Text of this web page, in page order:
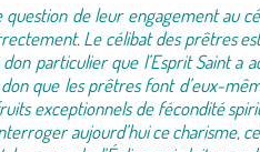
de leur engagement au
Le célibat des prêtres
particulier que l’Esprit Saint a
que les prêtres font d’eux-
exceptionnels de fécondité
aujourd’hui ce charisme,